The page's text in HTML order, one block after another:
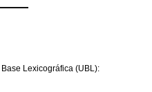
Lexicográfica (UBL):